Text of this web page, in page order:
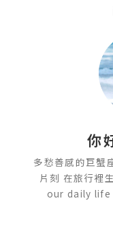
你
多愁善感的巨蟹
片刻 在旅行裡
our daily